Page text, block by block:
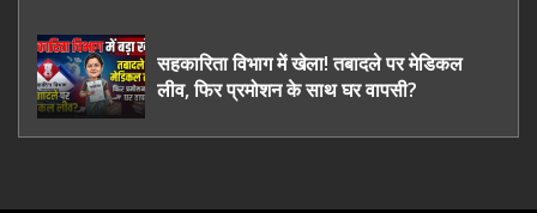
सहकारिता विभाग में खेला! तबादले पर मेडिकल
लीव, फिर प्रमोशन के साथ घर वापसी?